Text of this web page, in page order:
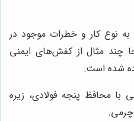
به نوع کار و خطرات موجود در
چند مثال از کفش‌های ایمنی
شده است:
با محافظ پنجه فولادی، زیره
چرمی.